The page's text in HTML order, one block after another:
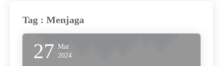
Tag : Menjaga
27 Mar
2024